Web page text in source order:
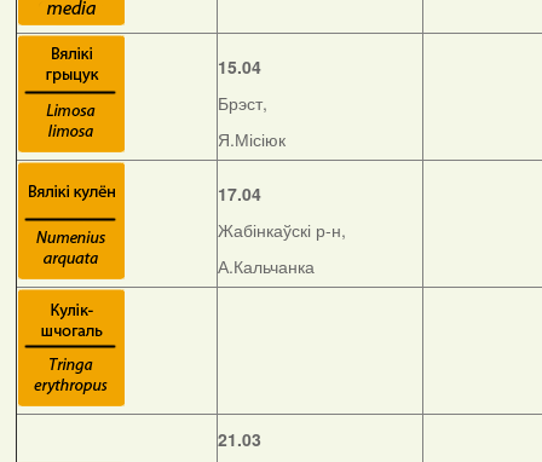
15.04
Брэст,
Я.Місіюк
17.04
Жабінкаўскі р-н,
А.Кальчанка
21.03